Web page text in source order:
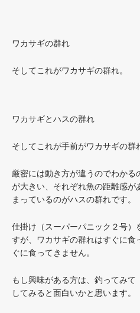
ワカサギの群れ
そしてこれがワカサギの群れ。
ワカサギとハスの群れ
そしてこれが手前がワカサギの群
厳密には動き方が違うのでわか
が大きい、それぞれ魚の距離感が
まっているのがハスの群れです。
仕掛け（スーパーパニック２号）
すが、ワカサギの群れはすぐに食
ぐに食ってきません。
もし興味がある方は、釣ってみ
してみると面白いかと思います。